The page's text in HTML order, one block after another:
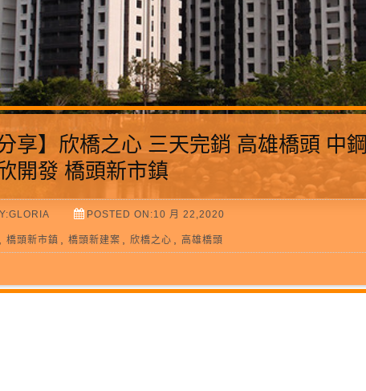
享】欣橋之心 三天完銷 高雄橋頭 中鋼
開發 橋頭新市鎮
POSTED ON:10 月 22,2020
, 橋頭新市鎮 , 橋頭新建案 , 欣橋之心 , 高雄橋頭